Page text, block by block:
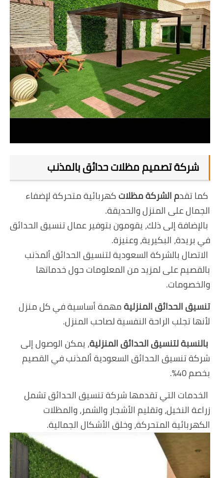
شركة تصميم مظلات حدائق بالمذنب
كما تقدم الشركة مظلاتكهربائية متحركة لإضفاء
الجمال على المنزل والحديقة.
بالإضافة إلى ذلك، يقومون بتوفير عمال تنسيق الحدائق
في بريدة، البكيرية، وعنيزة.
الاتصال بالشركة السعودية لتنسيق الحدائق ألمذنب
بالقصيم على لمزيد من المعلومات حول خدماتها
والخصومات.
تنسيق الحدائق المنزليةمهمة أساسية في كل منزل
لأنها تجلب الراحة النفسية لصاحب المنزل.
بالنسبة لتنسيق الحدائق المنزلية، يمكن الوصول إلى
شركة تنسيق الحدائق السعودية ألمذنب في القصيم
بخصم 40٪.
الخدمات التي تقدمها شركة تنسيق الحدائق تشمل
زراعة النخيل، وتقليم الأشجار والشمر، والمظلات
الكهربائية المتحركة، وخلق الأشكال الجمالية.